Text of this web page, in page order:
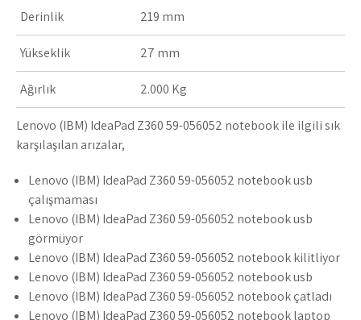
Derinlik 219 mm
Yükseklik 27 mm
Ağırlık 2.000 Kg
Lenovo (IBM) IdeaPad Z360 59-056052 notebook ile ilgili sık
karşılaşılan arızalar,
Lenovo (IBM) IdeaPad Z360 59-056052 notebook usb
çalışmaması
Lenovo (IBM) IdeaPad Z360 59-056052 notebook usb
görmüyor
Lenovo (IBM) IdeaPad Z360 59-056052 notebook kilitliyor
Lenovo (IBM) IdeaPad Z360 59-056052 notebook usb
Lenovo (IBM) IdeaPad Z360 59-056052 notebook çatladı
Lenovo (IBM) IdeaPad Z360 59-056052 notebook laptop